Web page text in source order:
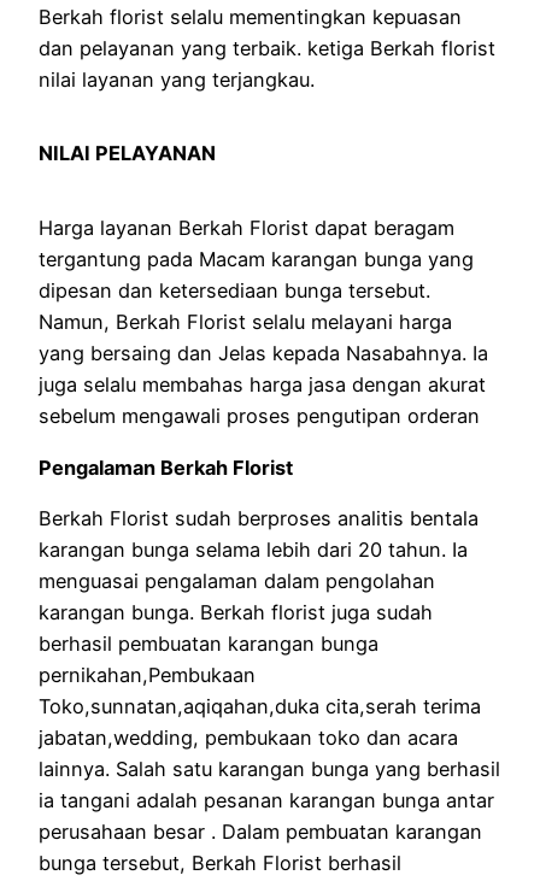
Berkah florist selalu mementingkan kepuasan
dan pelayanan yang terbaik. ketiga Berkah florist
nilai layanan yang terjangkau.
NILAI PELAYANAN
Harga layanan Berkah Florist dapat beragam
tergantung pada Macam karangan bunga yang
dipesan dan ketersediaan bunga tersebut.
Namun, Berkah Florist selalu melayani harga
yang bersaing dan Jelas kepada Nasabahnya. Ia
juga selalu membahas harga jasa dengan akurat
sebelum mengawali proses pengutipan orderan
Pengalaman Berkah Florist
Berkah Florist sudah berproses analitis bentala
karangan bunga selama lebih dari 20 tahun. Ia
menguasai pengalaman dalam pengolahan
karangan bunga. Berkah florist juga sudah
berhasil pembuatan karangan bunga
pernikahan,Pembukaan
Toko,sunnatan,aqiqahan,duka cita,serah terima
jabatan,wedding, pembukaan toko dan acara
lainnya. Salah satu karangan bunga yang berhasil
ia tangani adalah pesanan karangan bunga antar
perusahaan besar . Dalam pembuatan karangan
bunga tersebut, Berkah Florist berhasil